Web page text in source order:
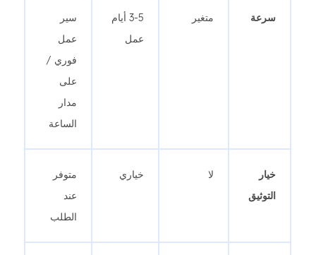
سرعة متغير
3-5 أيام
عمل
سير
عمل
فوري /
على
مدار
الساعة
خيار
التوثيق
لا خياري
متوفر
عند
الطلب